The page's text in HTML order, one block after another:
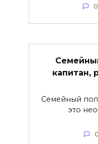
0
капитан,
Семейный
это
0